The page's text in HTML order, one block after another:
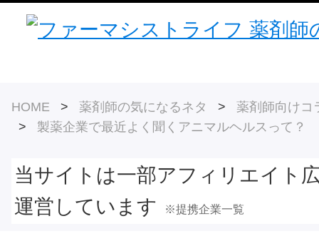
HOME > 薬剤師の気になるネタ > 薬剤師向けコ
> 製薬企業で最近よく聞くアニマルヘルスって？
当サイトは一部アフィリエイト
運営しています
※提携企業一覧